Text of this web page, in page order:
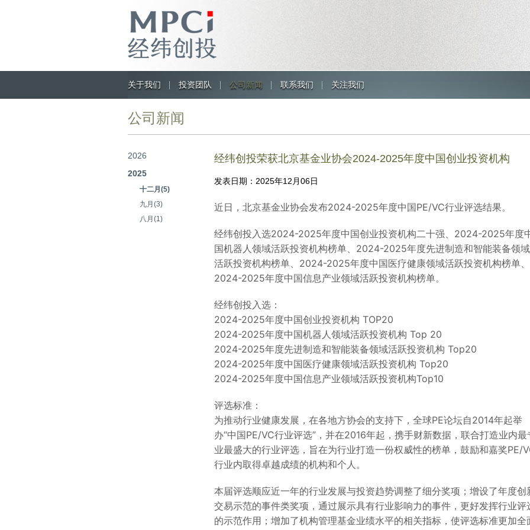
关于我们 投资团队 公司新闻 联系我们 关注我们
公司新闻
2026
2025
十二月(5)
九月(3)
八月(1)
经纬创投荣获北京基金业协会2024-2025年度中国创业投资机构
发表日期： 2025年12月06日
近日，北京基金业协会发布2024-2025年度中国PE/VC行业评选结果。
经纬创投入选2024-2025年度中国创业投资机构二十强、2024-2025年度
国机器人领域活跃投资机构榜单、2024-2025年度先进制造和智能装备领域
活跃投资机构榜单、2024-2025年度中国医疗健康领域活跃投资机构榜单、
2024-2025年度中国信息产业领域活跃投资机构榜单。
经纬创投入选：
2024-2025年度中国创业投资机构 TOP20
2024-2025年度中国机器人领域活跃投资机构 Top 20
2024-2025年度先进制造和智能装备领域活跃投资机构 Top20
2024-2025年度中国医疗健康领域活跃投资机构 Top20
2024-2025年度中国信息产业领域活跃投资机构Top10
评选标准：
为推动行业健康发展，在各地方协会的支持下，全球PE论坛自2014年起举
办“中国PE/VC行业评选”，并在2016年起，携手财新数据，联合打造业内最
业最盛大的行业评选，旨在为行业打造一份权威性的榜单，鼓励和嘉奖PE/
行业内取得卓越成绩的机构和个人。
本届评选顺应近一年的行业发展与投资趋势调整了细分奖项；增设了年度创
交易示范的事件类奖项，通过展示具有行业影响力的事件，更好发挥行业评
的示范作用；增加了机构管理基金业绩水平的相关指标，使评选标准更加全